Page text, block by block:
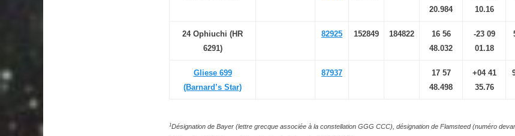
20.984
10.16
24 Ophiuchi (HR
6291)
82925 152849 184822
16 56
48.032
-23 09
01.18
Gliese 699
(Barnard’s Star)
87937
17 57
48.498
+04 41
35.76
1Désignation de Bayer (lettre grecque associée à la constellation GGG CCC), désignation de Flamsteed (numéro